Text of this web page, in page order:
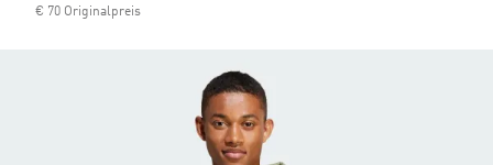
€ 70 Originalpreis